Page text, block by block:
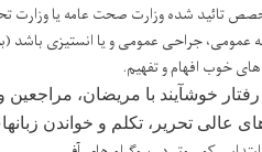
تائید شده وزارت صحت عامه یا وزارت
جراحی عمومی و یا انستیزی باشد
خوب افهام و تفهیم.
خوشآیند با مریضان، مراجعین
عالی تحریر، تکلم و خواندن